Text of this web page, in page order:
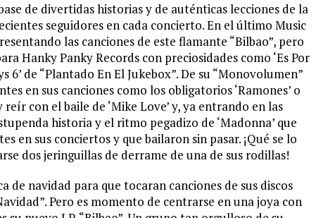
de divertidas historias y de auténticas lecciones de la
seguidores en cada concierto. En el último Music
las canciones de este flamante “Bilbao”, pero
Hanky Panky Records con preciosidades como ‘Es Por
6’ de “Plantado En El Jukebox”. De su “Monovolumen”
en sus canciones como los obligatorios ‘Ramones’ o
con el baile de ‘Mike Love’ y, ya entrando en las
historia y el ritmo pegadizo de ‘Madonna’ que
en sus conciertos y que bailaron sin pasar. ¡Qué se lo
dos jeringuillas de derrame de una de sus rodillas!
de navidad para que tocaran canciones de sus discos
Pero es momento de centrarse en una joya con